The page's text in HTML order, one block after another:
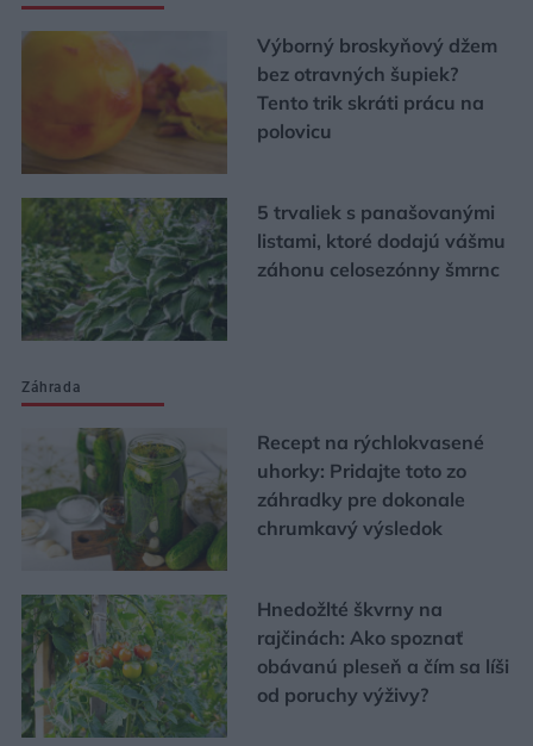
Výborný broskyňový džem
bez otravných šupiek?
Tento trik skráti prácu na
polovicu
5 trvaliek s panašovanými
listami, ktoré dodajú vášmu
záhonu celosezónny šmrnc
Záhrada
Recept na rýchlokvasené
uhorky: Pridajte toto zo
záhradky pre dokonale
chrumkavý výsledok
Hnedožlté škvrny na
rajčinách: Ako spoznať
obávanú pleseň a čím sa líši
od poruchy výživy?